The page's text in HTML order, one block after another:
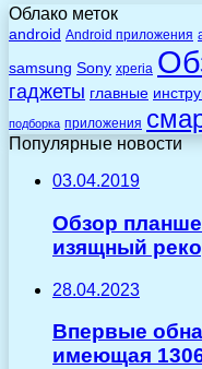
Облако меток
android Android приложения
samsung Sony xperia
гаджеты главные
подборка приложения
Популярные новости
03.04.2019
Обзор
изящный
28.04.2023
Впервые
имеющая